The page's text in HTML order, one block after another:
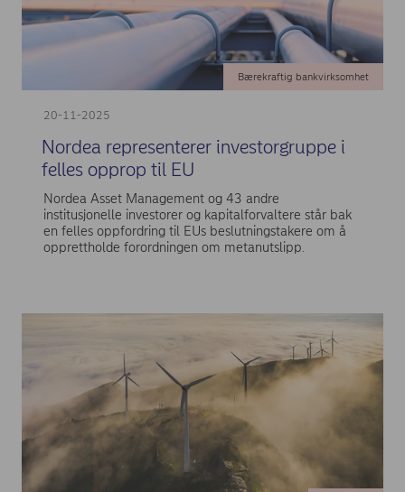
20-11-2025
Bærekraftig bankvirksomhet
Nordea representerer investorgruppe i
felles opprop til EU
Nordea Asset Management og 43 andre
institusjonelle investorer og kapitalforvaltere står bak
en felles oppfordring til EUs beslutningstakere om å
opprettholde forordningen om metanutslipp.